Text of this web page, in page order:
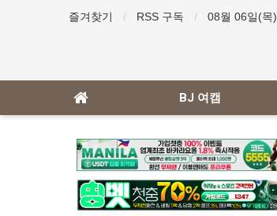
즐겨찾기 RSS 구독 08월 06일(목)
BJ 여캠